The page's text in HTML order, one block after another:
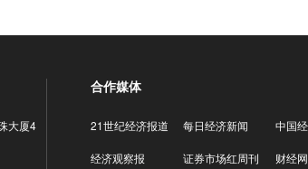
大厦4
合作媒体
21世纪经济报道 每日经济新闻 中国
经济观察报 证券市场红周刊 财经网